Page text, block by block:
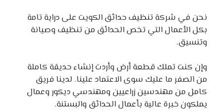
نحن في شركة تنظيف حدائق الكويت على دراية تامة
بكل الأعمال التي تخص الحدائق من تنظيف وصيانة
وتنسيق.
وإن كنت تملك قطعة أرض وأردت إنشاء حديقة كاملة
من الصفر ما عليك سوى الاعتماد علينا. لدينا فريق
كامل من مهندسين زراعيين ومهندسي ديكور وعمال
يملكون خبرة عالية بأعمال الحدائق والبستنة.